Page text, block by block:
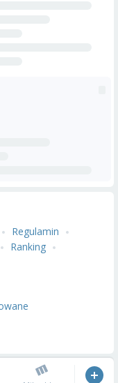
Regulamin
Ranking